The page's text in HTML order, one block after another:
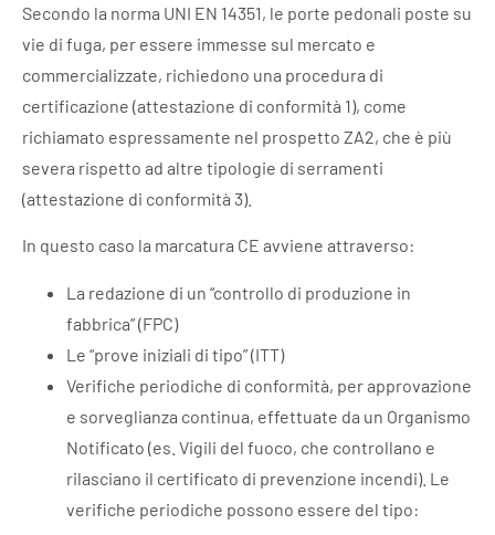
Secondo la norma UNI EN 14351, le porte pedonali poste su
vie di fuga, per essere immesse sul mercato e
commercializzate, richiedono una procedura di
certificazione (attestazione di conformità 1), come
richiamato espressamente nel prospetto ZA2, che è più
severa rispetto ad altre tipologie di serramenti
(attestazione di conformità 3).
In questo caso la marcatura CE avviene attraverso:
La redazione di un “controllo di produzione in
fabbrica” (FPC)
Le “prove iniziali di tipo” (ITT)
Verifiche periodiche di conformità, per approvazione
e sorveglianza continua, effettuate da un Organismo
Notificato (es. Vigili del fuoco, che controllano e
rilasciano il certificato di prevenzione incendi). Le
verifiche periodiche possono essere del tipo: